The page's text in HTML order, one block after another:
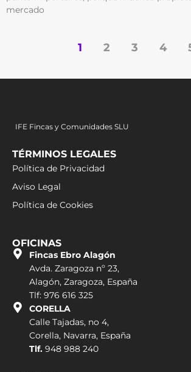
mercado
1 2 3 4
IFE Fincas y Comunidades SLU
TÉRMINOS LEGALES
Política de Privacidad
Aviso Legal
Política de Cookies
OFICINAS
Fincas Ebro Alagón
Avda. Zaragoza nº 23,
Alagón, Zaragoza, España
Tlf: 976 616 325
CORELLA
Calle Tajadas, no 4,
Corella, Navarra, España
Tlf. 948 988 240